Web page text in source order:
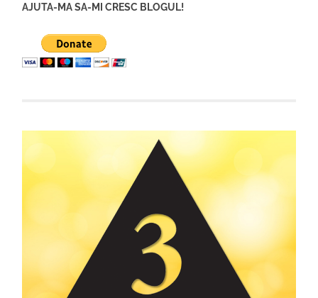
AJUTA-MA SA-MI CRESC BLOGUL!